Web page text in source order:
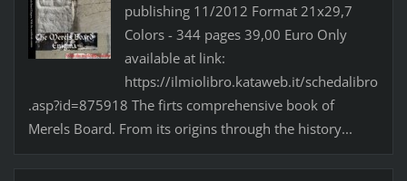
publishing 11/2012 Format 21x29,7
Colors - 344 pages 39,00 Euro Only
available at link:
https://ilmiolibro.kataweb.it/schedalibro
.asp?id=875918 The firts comprehensive book of
Merels Board. From its origins through the history...